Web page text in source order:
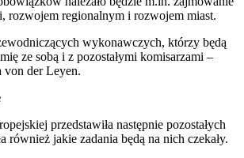
rozwojem regionalnym i rozwojem miast.
wykonawczych, którzy będą
ze sobą i z pozostałymi komisarzami –
von der Leyen.
przedstawiła następnie pozostałych
również jakie zadania będą na nich czekały.